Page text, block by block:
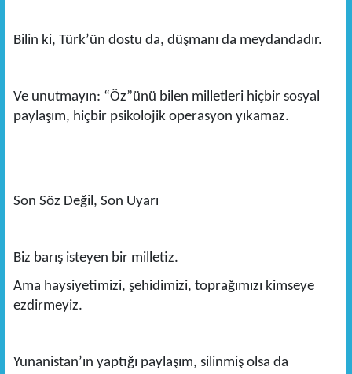
Bilin ki, Türk’ün dostu da, düşmanı da meydandadır.
Ve unutmayın: “Öz”ünü bilen milletleri hiçbir sosyal
paylaşım, hiçbir psikolojik operasyon yıkamaz.
Son Söz Değil, Son Uyarı
Biz barış isteyen bir milletiz.
Ama haysiyetimizi, şehidimizi, toprağımızı kimseye
ezdirmeyiz.
Yunanistan’ın yaptığı paylaşım, silinmiş olsa da